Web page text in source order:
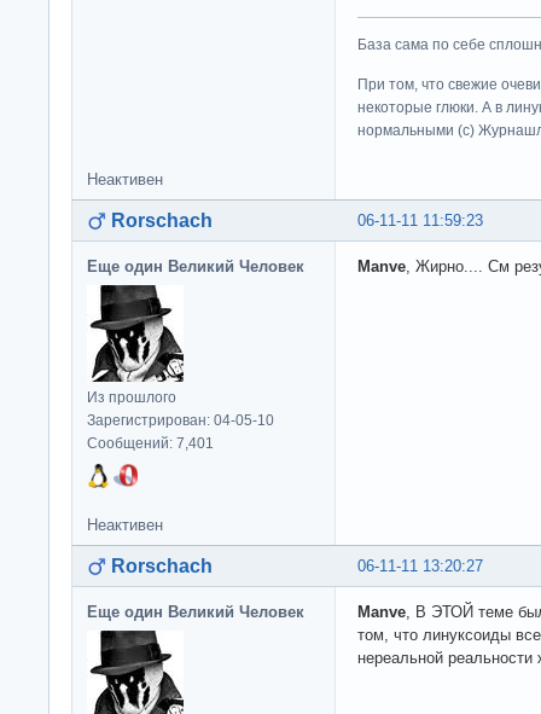
База сама по себе
При том, что свежие
некоторые глюки. А в
нормальными (c)
Неактивен
06-11-11 11:59:23
Rorschach
Еще один Великий Человек
Из прошлого
Зарегистрирован: 04-05-10
Сообщений: 7,401
Manve , Жирно.... См
Неактивен
06-11-11 13:20:27
Rorschach
Еще один Великий Человек Manve , В ЭТОЙ теме
том, что линуксоиды
нереальной реальности